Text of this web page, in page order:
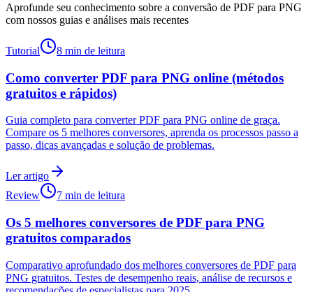
Aprofunde seu conhecimento sobre a conversão de PDF para PNG
com nossos guias e análises mais recentes
Tutorial 8 min de leitura
Como converter PDF para PNG online (métodos
gratuitos e rápidos)
Guia completo para converter PDF para PNG online de graça.
Compare os 5 melhores conversores, aprenda os processos passo a
passo, dicas avançadas e solução de problemas.
Ler artigo
Review
7 min de leitura
Os 5 melhores conversores de PDF para PNG
gratuitos comparados
Comparativo aprofundado dos melhores conversores de PDF para
PNG gratuitos. Testes de desempenho reais, análise de recursos e